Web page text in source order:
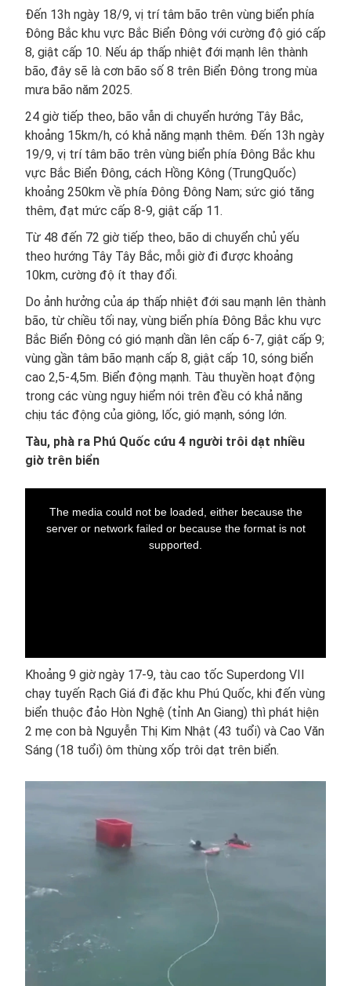
Đến 13h ngày 18/9, vị trí tâm bão trên vùng biển phía
Đông Bắc khu vực Bắc Biển Đông với cường độ gió cấp
8, giật cấp 10. Nếu áp thấp nhiệt đới mạnh lên thành
bão, đây sẽ là cơn bão số 8 trên Biển Đông trong mùa
mưa bão năm 2025.
24 giờ tiếp theo, bão vẫn di chuyển hướng Tây Bắc,
khoảng 15km/h, có khả năng mạnh thêm. Đến 13h ngày
19/9, vị trí tâm bão trên vùng biển phía Đông Bắc khu
vực Bắc Biển Đông, cách Hồng Kông (TrungQuốc)
khoảng 250km về phía Đông Đông Nam; sức gió tăng
thêm, đạt mức cấp 8-9, giật cấp 11.
Từ 48 đến 72 giờ tiếp theo, bão di chuyển chủ yếu
theo hướng Tây Tây Bắc, mỗi giờ đi được khoảng
10km, cường độ ít thay đổi.
Do ảnh hưởng của áp thấp nhiệt đới sau mạnh lên thành
bão, từ chiều tối nay, vùng biển phía Đông Bắc khu vực
Bắc Biển Đông có gió mạnh dần lên cấp 6-7, giật cấp 9;
vùng gần tâm bão mạnh cấp 8, giật cấp 10, sóng biển
cao 2,5-4,5m. Biển động mạnh. Tàu thuyền hoạt động
trong các vùng nguy hiểm nói trên đều có khả năng
chịu tác động của giông, lốc, gió mạnh, sóng lớn.
Tàu, phà ra Phú Quốc cứu 4 người trôi dạt nhiều
giờ trên biển
The media could not be loaded, either because the
server or network failed or because the format is not
supported.
Khoảng 9 giờ ngày 17-9, tàu cao tốc Superdong VII
chạy tuyến Rạch Giá đi đặc khu Phú Quốc, khi đến vùng
biển thuộc đảo Hòn Nghệ (tỉnh An Giang) thì phát hiện
2 mẹ con bà Nguyễn Thị Kim Nhật (43 tuổi) và Cao Văn
Sáng (18 tuổi) ôm thùng xốp trôi dạt trên biển.